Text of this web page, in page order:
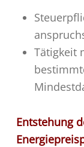
Tätigkeit
Entstehung